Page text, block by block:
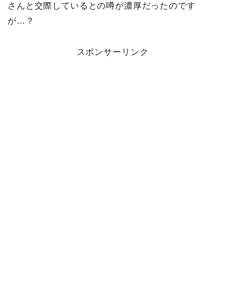
さんと交際しているとの噂が濃厚だったのです
が…？
スポンサーリンク